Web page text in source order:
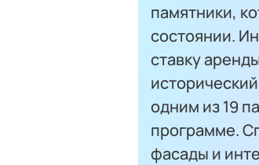
памятники,
состоянии.
ставку
одним из 19
программе.
фасады и